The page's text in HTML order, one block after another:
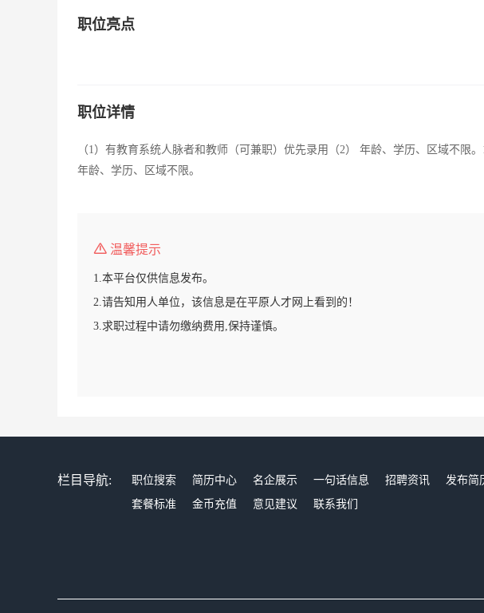
职位亮点
职位详情
（1）有教育系统人脉者和教师（可兼职）优先录用（2） 年龄、学历、区域不限
年龄、学历、区域不限。
温馨提示
1.本平台仅供信息发布。
2.请告知用人单位，该信息是在平原人才网上看到的！
3.求职过程中请勿缴纳费用,保持谨慎。
栏目导航: 职位搜索 简历中心 名企展示 一句话信息 招聘资讯 发布简
套餐标准
金币充值 意见建议 联系我们